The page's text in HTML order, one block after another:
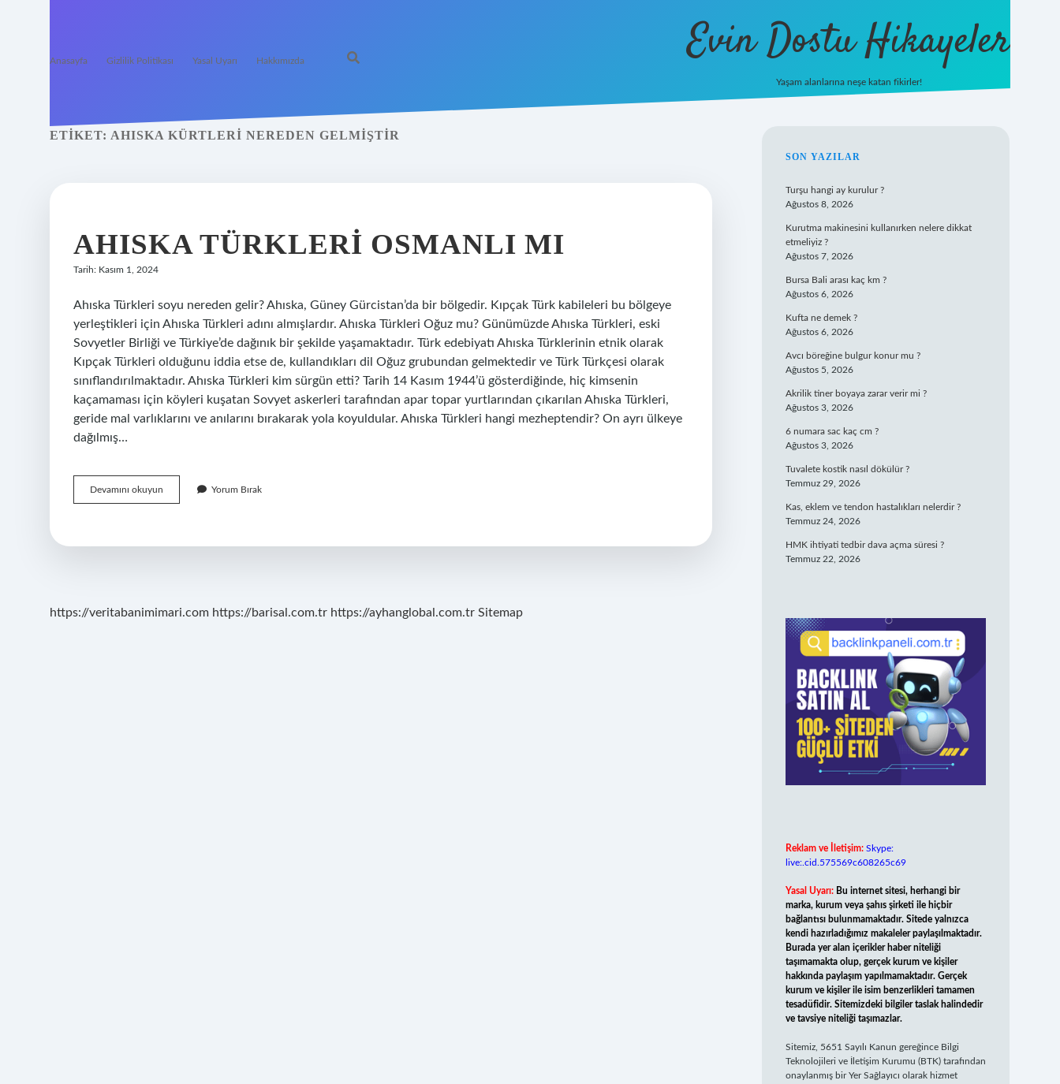
Anasayfa Gizlilik Politikası Yasal Uyarı Hakkımızda Evin Dostu Hikayeler
Yaşam alanlarına neşe katan fikirler!
ETIKET: AHISKA KÜRTLERI NEREDEN GELMIŞTIR
AHISKA TÜRKLERI OSMANLI MI
Tarih: Kasım 1, 2024
Ahıska Türkleri soyu nereden gelir? Ahıska, Güney Gürcistan’da bir bölgedir. Kıpçak Türk kabileleri bu bölgeye
yerleştikleri için Ahıska Türkleri adını almışlardır. Ahıska Türkleri Oğuz mu? Günümüzde Ahıska Türkleri, eski
Sovyetler Birliği ve Türkiye’de dağınık bir şekilde yaşamaktadır. Türk edebiyatı Ahıska Türklerinin etnik olarak
Kıpçak Türkleri olduğunu iddia etse de, kullandıkları dil Oğuz grubundan gelmektedir ve Türk Türkçesi olarak
sınıflandırılmaktadır. Ahıska Türkleri kim sürgün etti? Tarih 14 Kasım 1944’ü gösterdiğinde, hiç kimsenin
kaçamaması için köyleri kuşatan Sovyet askerleri tarafından apar topar yurtlarından çıkarılan Ahıska Türkleri,
geride mal varlıklarını ve anılarını bırakarak yola koyuldular. Ahıska Türkleri hangi mezheptendir? On ayrı ülkeye
dağılmış…
Devamını okuyun
Türkleri
Yorum Bırak
https://veritabanimimari.com https://barisal.com.tr https://ayhanglobal.com.tr Sitemap
SIDEBAR
SON YAZILAR
Turşu hangi ay kurulur ?
Ağustos 8, 2026
Kurutma makinesini kullanırken nelere dikkat
etmeliyiz ?
Ağustos 7, 2026
Bursa Bali arası kaç km ?
Ağustos 6, 2026
Kufta ne demek ?
Ağustos 6, 2026
Avcı böreğine bulgur konur mu ?
Ağustos 5, 2026
Akrilik tiner boyaya zarar verir mi ?
Ağustos 3, 2026
6 numara sac kaç cm ?
Ağustos 3, 2026
Tuvalete kostik nasıl dökülür ?
Temmuz 29, 2026
Kas, eklem ve tendon hastalıkları nelerdir ?
Temmuz 24, 2026
HMK ihtiyati tedbir dava açma süresi ?
Temmuz 22, 2026
Reklam ve İletişim: Skype:
live:.cid.575569c608265c69
Yasal Uyarı: Bu internet sitesi, herhangi bir
marka, kurum veya şahıs şirketi ile hiçbir
bağlantısı bulunmamaktadır. Sitede yalnızca
kendi hazırladığımız makaleler paylaşılmaktadır.
Burada yer alan içerikler haber niteliği
taşımamakta olup, gerçek kurum ve kişiler
hakkında paylaşım yapılmamaktadır. Gerçek
kurum ve kişiler ile isim benzerlikleri tamamen
tesadüfidir. Sitemizdeki bilgiler taslak halindedir
ve tavsiye niteliği taşımazlar.
Sitemiz, 5651 Sayılı Kanun gereğince Bilgi
Teknolojileri ve İletişim Kurumu (BTK) tarafından
onaylanmış bir Yer Sağlayıcı olarak hizmet